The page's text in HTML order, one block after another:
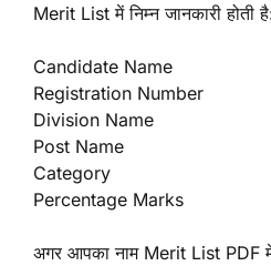
Merit List में निम्न जानकारी होती
Candidate Name
Registration Number
Division Name
Post Name
Category
Percentage Marks
अगर आपका नाम Merit List PDF